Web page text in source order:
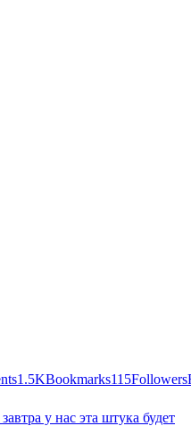
1.5KBookmarks115Followers
у нас эта штука будет